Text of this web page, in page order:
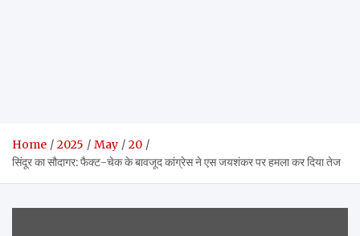
Home 2025 May
20
सिंदूर का सौदागर: फैक्ट-चेक के बावजूद कांग्रेस ने एस जयशंकर पर हमला कर दिया तेज